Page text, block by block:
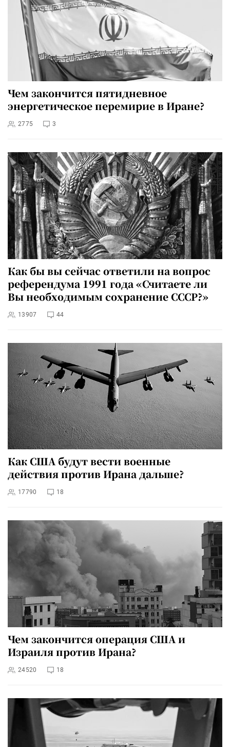
Чем закончится пятидневное
энергетическое перемирие в Иране?
2775 3
Как бы вы сейчас ответили на вопрос
референдума 1991 года «Считаете ли
Вы необходимым сохранение СССР?»
13907 44
Как США будут вести военные
действия против Ирана дальше?
17790 18
Чем закончится операция США и
Израиля против Ирана?
24520 18